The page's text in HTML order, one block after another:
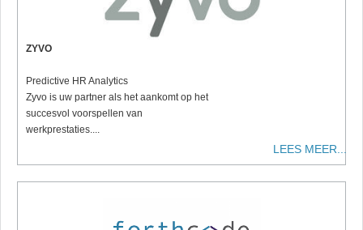
ZYVO
Predictive HR Analytics
Zyvo is uw partner als het aankomt op het
succesvol voorspellen van
werkprestaties....
LEES MEER...